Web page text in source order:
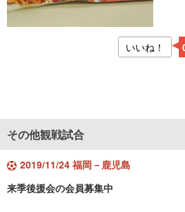
いいね！
その他観戦試合
2019/11/24 福岡－鹿児島
来季後援会の会員募集中